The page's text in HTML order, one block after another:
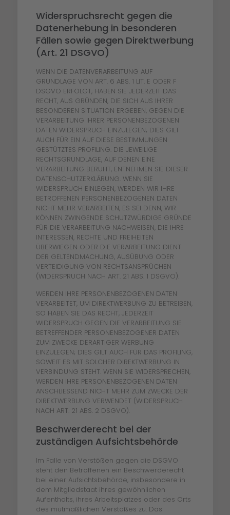
Widerspruchsrecht gegen die
Datenerhebung in besonderen
Fällen sowie gegen Direktwerbung
(Art. 21 DSGVO)
WENN DIE DATENVERARBEITUNG AUF
GRUNDLAGE VON ART. 6 ABS. 1 LIT. E ODER F
DSGVO ERFOLGT, HABEN SIE JEDERZEIT DAS
RECHT, AUS GRÜNDEN, DIE SICH AUS IHRER
BESONDEREN SITUATION ERGEBEN, GEGEN DIE
VERARBEITUNG IHRER PERSONENBEZOGENEN
DATEN WIDERSPRUCH EINZULEGEN; DIES GILT
AUCH FÜR EIN AUF DIESE BESTIMMUNGEN
GESTÜTZTES PROFILING. DIE JEWEILIGE
RECHTSGRUNDLAGE, AUF DENEN EINE
VERARBEITUNG BERUHT, ENTNEHMEN SIE DIESER
DATENSCHUTZERKLÄRUNG. WENN SIE
WIDERSPRUCH EINLEGEN, WERDEN WIR IHRE
BETROFFENEN PERSONENBEZOGENEN DATEN
NICHT MEHR VERARBEITEN, ES SEI DENN, WIR
KÖNNEN ZWINGENDE SCHUTZWÜRDIGE GRÜNDE
FÜR DIE VERARBEITUNG NACHWEISEN, DIE IHRE
INTERESSEN, RECHTE UND FREIHEITEN
ÜBERWIEGEN ODER DIE VERARBEITUNG DIENT
DER GELTENDMACHUNG, AUSÜBUNG ODER
VERTEIDIGUNG VON RECHTSANSPRÜCHEN
(WIDERSPRUCH NACH ART. 21 ABS. 1 DSGVO).
WERDEN IHRE PERSONENBEZOGENEN DATEN
VERARBEITET, UM DIREKTWERBUNG ZU BETREIBEN,
SO HABEN SIE DAS RECHT, JEDERZEIT
WIDERSPRUCH GEGEN DIE VERARBEITUNG SIE
BETREFFENDER PERSONENBEZOGENER DATEN
ZUM ZWECKE DERARTIGER WERBUNG
EINZULEGEN; DIES GILT AUCH FÜR DAS PROFILING,
SOWEIT ES MIT SOLCHER DIREKTWERBUNG IN
VERBINDUNG STEHT. WENN SIE WIDERSPRECHEN,
WERDEN IHRE PERSONENBEZOGENEN DATEN
ANSCHLIESSEND NICHT MEHR ZUM ZWECKE DER
DIREKTWERBUNG VERWENDET (WIDERSPRUCH
NACH ART. 21 ABS. 2 DSGVO).
Beschwerde­recht bei der
zuständigen Aufsichts­behörde
Im Falle von Verstößen gegen die DSGVO
steht den Betroffenen ein Beschwerderecht
bei einer Aufsichtsbehörde, insbesondere in
dem Mitgliedstaat ihres gewöhnlichen
Aufenthalts, ihres Arbeitsplatzes oder des Orts
des mutmaßlichen Verstoßes zu. Das